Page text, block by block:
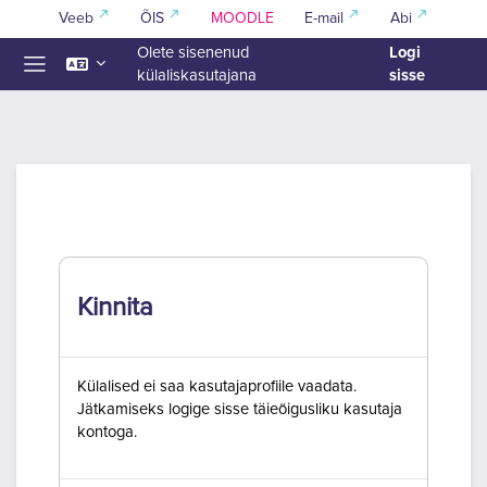
Jäta vahele peasisuni
Veeb ÕIS MOODLE E-mail Abi
Olete sisenenud
külaliskasutajana
Logi
sisse
Kinnita
Külalised ei saa kasutajaprofiile vaadata.
Jätkamiseks logige sisse täieõigusliku kasutaja
kontoga.